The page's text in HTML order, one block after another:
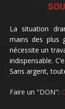
La situation
mains des plus
nécessite un
indispensable.
Sans argent,
Faire un "DON":